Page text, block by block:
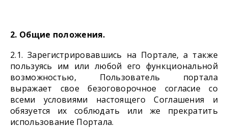
2. Общие положения.
2.1. Зарегистрировавшись на Портале, а также
пользуясь им или любой его функциональной
возможностью, Пользователь портала
выражает свое безоговорочное согласие со
всеми условиями настоящего Соглашения и
обязуется их соблюдать или же прекратить
использование Портала.